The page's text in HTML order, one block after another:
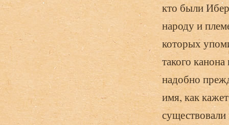
кто были
народу и
которых
такого
надобно
имя, как